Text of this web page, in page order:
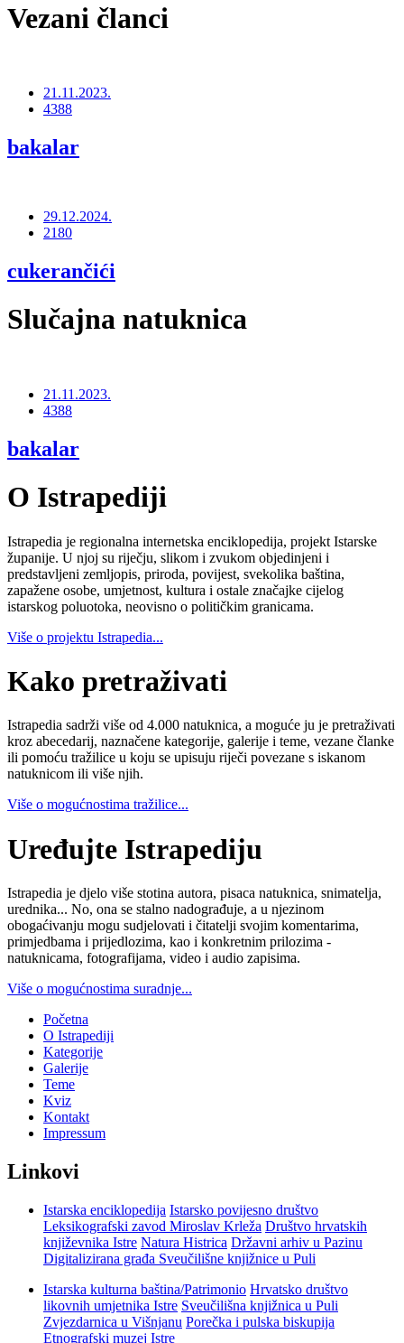
Vezani članci
21.11.2023.
4388
bakalar
29.12.2024.
2180
cukerančići
Slučajna natuknica
21.11.2023.
4388
bakalar
O Istrapediji
Istrapedia je regionalna internetska enciklopedija, projekt Istarske
županije. U njoj su riječju, slikom i zvukom objedinjeni i
predstavljeni zemljopis, priroda, povijest, svekolika baština,
zapažene osobe, umjetnost, kultura i ostale značajke cijelog
istarskog poluotoka, neovisno o političkim granicama.
Više o projektu Istrapedia...
Kako pretraživati
Istrapedia sadrži više od 4.000 natuknica, a moguće ju je pretraživati
kroz abecedarij, naznačene kategorije, galerije i teme, vezane članke
ili pomoću tražilice u koju se upisuju riječi povezane s iskanom
natuknicom ili više njih.
Više o mogućnostima tražilice...
Uređujte Istrapediju
Istrapedia je djelo više stotina autora, pisaca natuknica, snimatelja,
urednika... No, ona se stalno nadograđuje, a u njezinom
obogaćivanju mogu sudjelovati i čitatelji svojim komentarima,
primjedbama i prijedlozima, kao i konkretnim prilozima -
natuknicama, fotografijama, video i audio zapisima.
Više o mogućnostima suradnje...
Početna
O Istrapediji
Kategorije
Galerije
Teme
Kviz
Kontakt
Impressum
Linkovi
Istarska enciklopedija Istarsko povijesno društvo
Leksikografski zavod Miroslav Krleža Društvo hrvatskih
književnika Istre Natura Histrica Državni arhiv u Pazinu
Digitalizirana građa Sveučilišne knjižnice u Puli
Istarska kulturna baština/Patrimonio Hrvatsko društvo
likovnih umjetnika Istre Sveučilišna knjižnica u Puli
Zvjezdarnica u Višnjanu Porečka i pulska biskupija
Etnografski muzej Istre